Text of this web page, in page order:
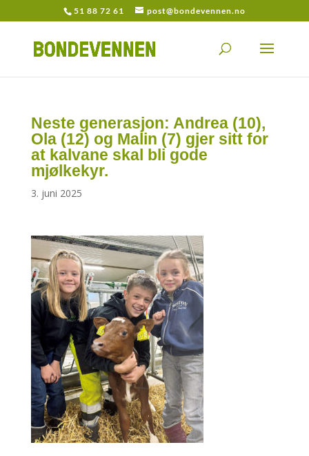
51 88 72 61 post@bondevennen.no
Neste generasjon: Andrea (10),
Ola (12) og Malin (7) gjer sitt for
at kalvane skal bli gode
mjølkekyr.
3. juni 2025